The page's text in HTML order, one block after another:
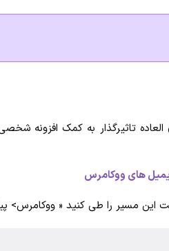
تاثیرگذار به کمک افزونه
های ووکامرس
مسیر را طی کنید « ووکامرس>